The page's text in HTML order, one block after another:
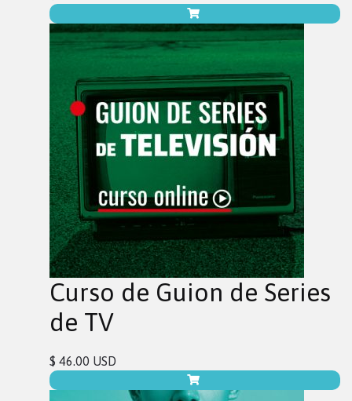
Curso de Guion de Series
de TV
$ 46.00 USD